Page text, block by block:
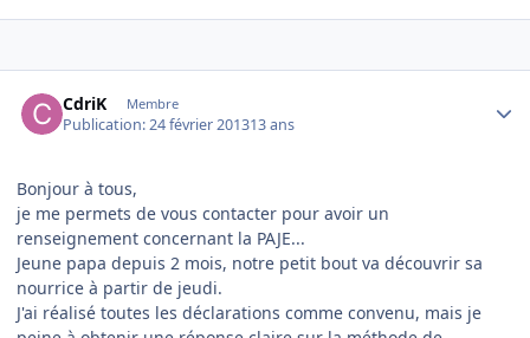
CdriK Membre
Publication:24 février 201313 ans
Bonjour à tous,
je me permets de vous contacter pour avoir un
renseignement concernant la PAJE...
Jeune papa depuis 2 mois, notre petit bout va découvrir sa
nourrice à partir de jeudi.
J'ai réalisé toutes les déclarations comme convenu, mais je